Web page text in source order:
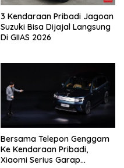
3 Kendaraan Pribadi Jagoan
Suzuki Bisa Dijajal Langsung
Di GIIAS 2026
Bersama Telepon Genggam
Ke Kendaraan Pribadi,
Xiaomi Serius Garap